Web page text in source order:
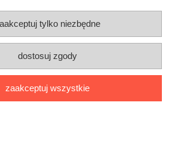
Kontakt
Społeczność
|sklep@nsrsport.pl
| REGON: 390919005
tylko niezbędne
dostosuj zgody
zaakceptuj wszystkie